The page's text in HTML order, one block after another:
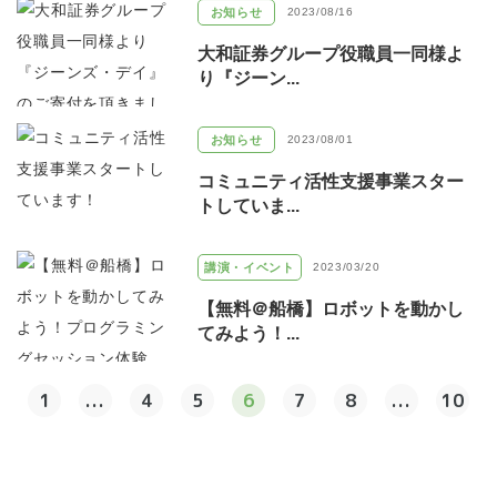
お知らせ 2023/08/16
大和証券グループ役職員一同様よ
り『ジーン...
お知らせ 2023/08/01
コミュニティ活性支援事業スター
トしていま...
講演・イベント 2023/03/20
【無料＠船橋】ロボットを動かし
てみよう！...
1 ... 4 5 6 7 8 ... 10